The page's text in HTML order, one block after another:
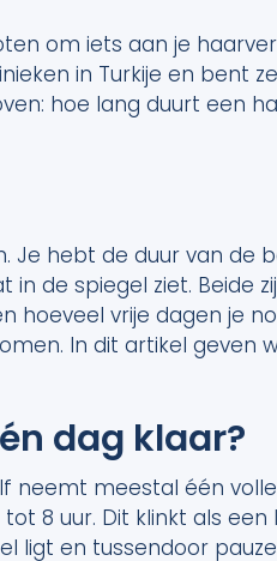
om iets aan je
in Turkije en bent
hoe lang duurt een
hebt de duur van de
de spiegel ziet. Beide
hoeveel vrije dagen je
In dit artikel geven
dag klaar?
neemt meestal één
8 uur. Dit klinkt als een
ligt en tussendoor